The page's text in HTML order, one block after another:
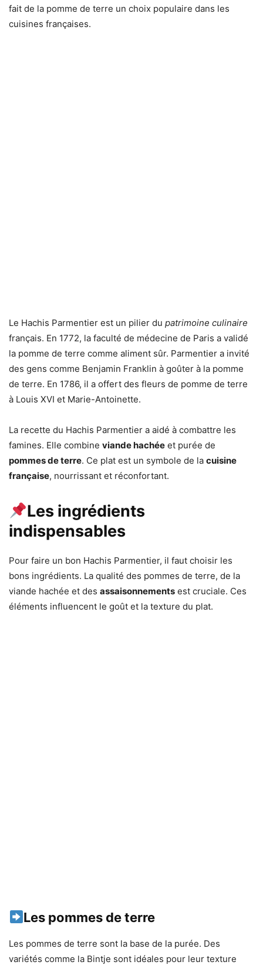
fait de la pomme de terre un choix populaire dans les
cuisines françaises.
Le Hachis Parmentier est un pilier du patrimoine culinaire
français. En 1772, la faculté de médecine de Paris a validé
la pomme de terre comme aliment sûr. Parmentier a invité
des gens comme Benjamin Franklin à goûter à la pomme
de terre. En 1786, il a offert des fleurs de pomme de terre
à Louis XVI et Marie-Antoinette.
La recette du Hachis Parmentier a aidé à combattre les
famines. Elle combine viande hachée et purée de
pommes de terre. Ce plat est un symbole de la cuisine
française, nourrissant et réconfortant.
Les ingrédients
indispensables
Pour faire un bon Hachis Parmentier, il faut choisir les
bons ingrédients. La qualité des pommes de terre, de la
viande hachée et des assaisonnements est cruciale. Ces
éléments influencent le goût et la texture du plat.
Les pommes de terre
Les pommes de terre sont la base de la purée. Des
variétés comme la Bintje sont idéales pour leur texture